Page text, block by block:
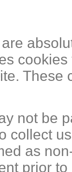
These
not be
collect
as
prior